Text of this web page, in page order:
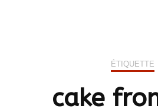
Plats
Desserts
ÉTIQUETTE
cake